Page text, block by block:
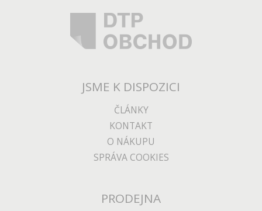
JSME K DISPOZICI
ČLÁNKY
KONTAKT
O NÁKUPU
SPRÁVA COOKIES
PRODEJNA